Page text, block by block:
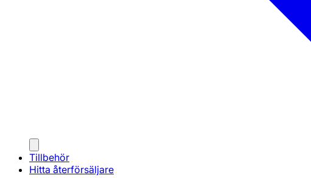
Tillbehör
Hitta återförsäljare